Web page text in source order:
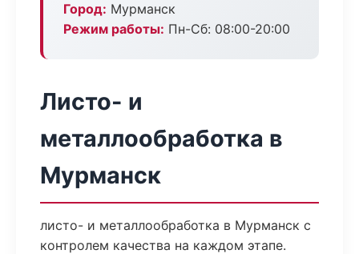
Город: Мурманск
Режим работы: Пн-Сб: 08:00-20:00
Листо- и
металлообработка в
Мурманск
листо- и металлообработка в Мурманск с
контролем качества на каждом этапе.